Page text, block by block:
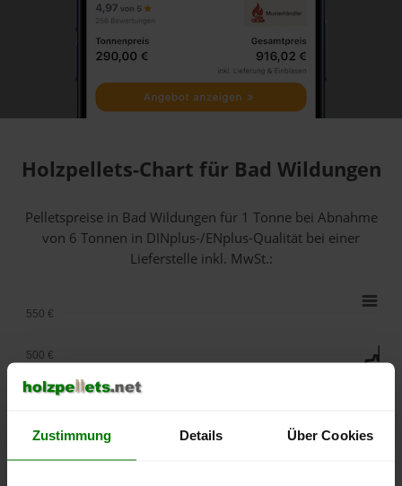
Zustimmung Details Über Cookies
Holzpellets-Chart für Bad Wildungen
Pelletspreise in Bad Wildungen für 1 Tonne bei Abnahme
von 6 Tonnen in DINplus-/ENplus-Qualität bei einer
Lieferstelle inkl. MwSt.:
400 €
450 €
500 €
550 €